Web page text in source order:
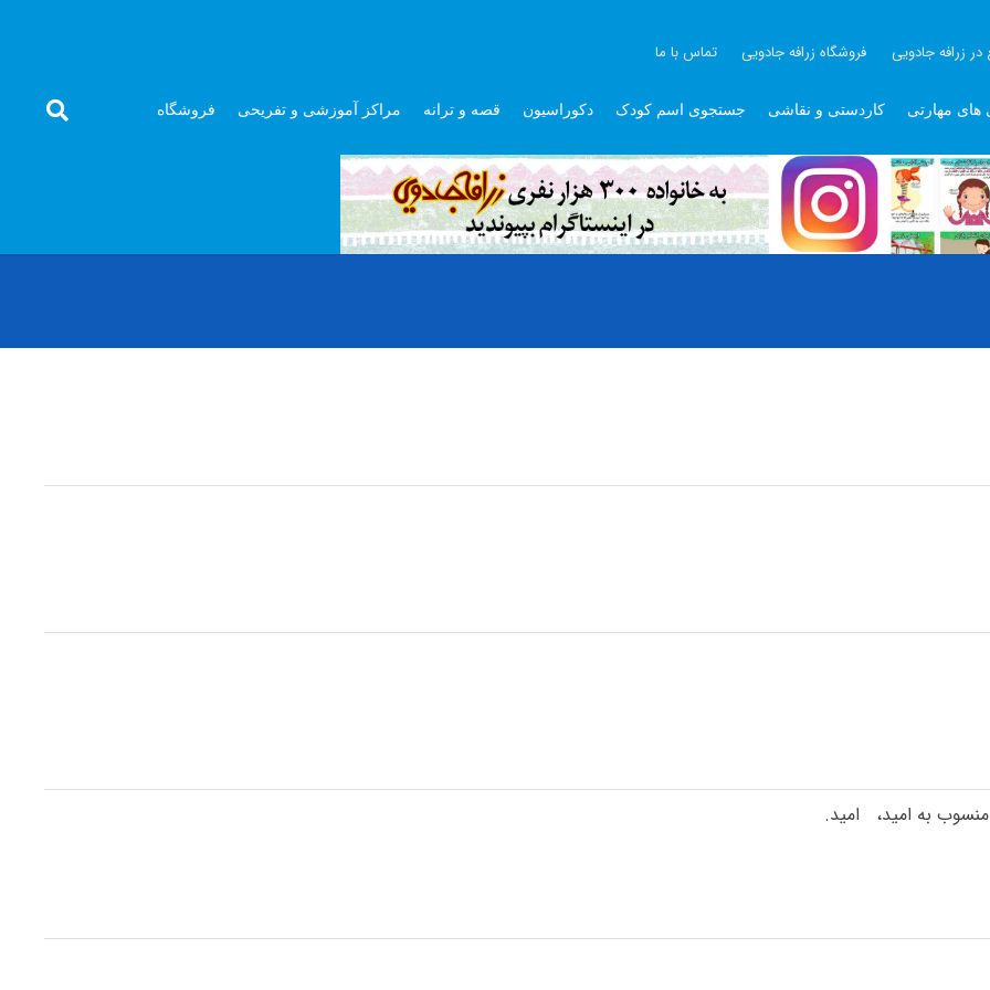
در زرافه جادویی فروشگاه زرافه جادویی تماس با ما
های مهارتی کاردستی و نقاشی جستجوی اسم کودک دکوراسیون قصه و ترانه مراکز آموزشی و تفریحی فروشگاه
به امید، امید.